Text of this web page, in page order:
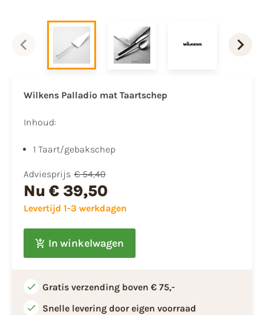
Wilkens Palladio mat Taartschep
Inhoud:
1 Taart/gebakschep
Adviesprijs € 54,40
Nu € 39,50
Levertijd 1-3 werkdagen
In winkelwagen
Gratis verzending boven € 75,-
Snelle levering door eigen voorraad